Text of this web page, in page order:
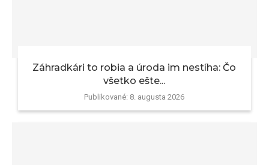
Záhradkári to robia a úroda im nestíha: Čo
všetko ešte...
Publikované: 8. augusta 2026